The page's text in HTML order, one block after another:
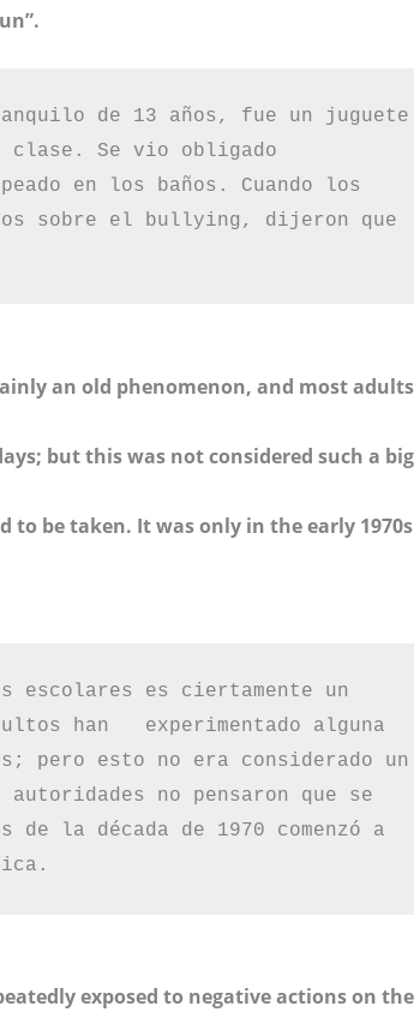
de 13 años, fue un juguete
clase. Se vio obligado
en los baños. Cuando los
sobre el bullying, dijeron que
an old phenomenon, and most adults
but this was not considered such a big
be taken. It was only in the early 1970s
escolares es ciertamente un
han   experimentado alguna
pero esto no era considerado un
no pensaron que se
la década de 1970 comenzó a
exposed to negative actions on the